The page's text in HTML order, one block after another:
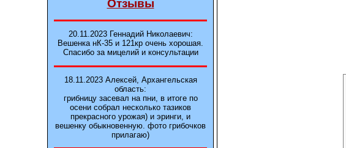
Отзывы
20.11.2023 Геннадий Николаевич:
Вешенка нК-35 и 121кp очень хорошая.
Спасибо за мицелий и консультации
18.11.2023 Алексей, Архангельская
область:
грибницу засевал на пни, в итоге по
осени собрал несколько тазиков
прекрасного урожая) и эринги, и
вешенку обыкновенную. фото грибочков
прилагаю)